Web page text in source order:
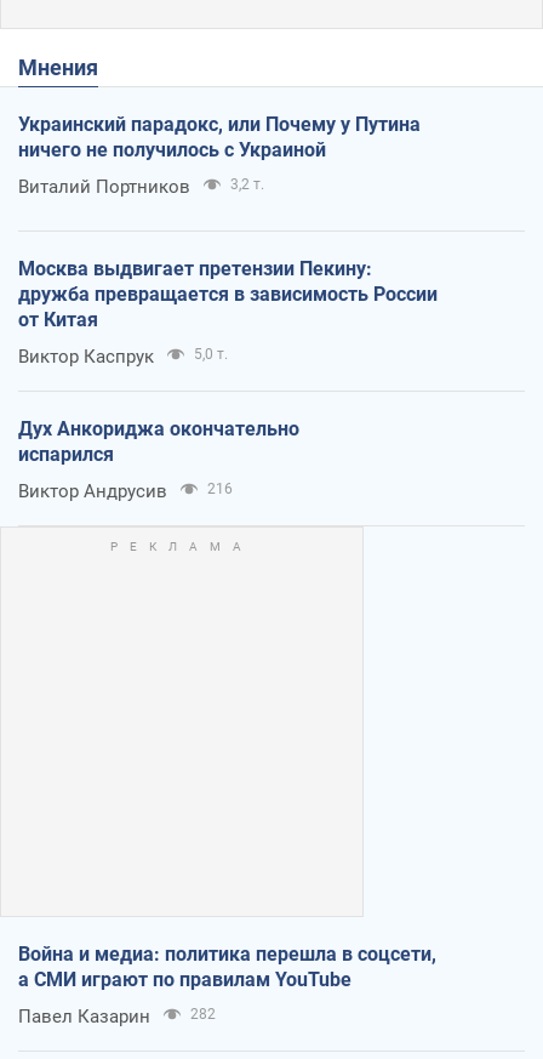
Мнения
Украинский парадокс, или Почему у Путина
ничего не получилось с Украиной
Виталий Портников 3,2 т.
Москва выдвигает претензии Пекину:
дружба превращается в зависимость России
от Китая
Виктор Каспрук 5,0 т.
Дух Анкориджа окончательно
испарился
Виктор Андрусив 216
Война и медиа: политика перешла в соцсети,
а СМИ играют по правилам YouTube
Павел Казарин 282